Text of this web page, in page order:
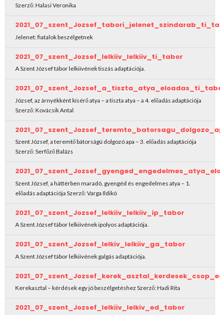
Szerző: Halasi Veronika
Jelenet: fiatalok beszélgetnek
2021_07_szent_Jozsef_lelkiiv_lelkiiv_ti_tabor
A Szent József tábor lelkiívének tiszás adaptációja.
József, az árnyékként kísérő atya – a tiszta atya – a 4. előadás adaptációja
Szerző: Kovácsik Antal
Szent József, a teremtő bátorságú dolgozó apa – 3. előadás adaptációja
Szerző: Serfőző Balázs
Szent József, a háttérben maradó, gyengéd és engedelmes atya – 1.
előadás adaptációja Szerző: Varga Ildikó
2021_07_szent_Jozsef_lelkiiv_lelkiiv_ip_tabor
A Szent József tábor lelkiívének ipolyos adaptációja.
2021_07_szent_Jozsef_lelkiv_lelkiiv_ga_tabor
A Szent József tábor lelkiívének galgás adaptációja.
Kerekasztal – kérdések egy jó beszélgetéshez Szerző: Hadi Rita
2021_07_szent_Jozsef_lelkiiv_lelkiv_ed_tabor